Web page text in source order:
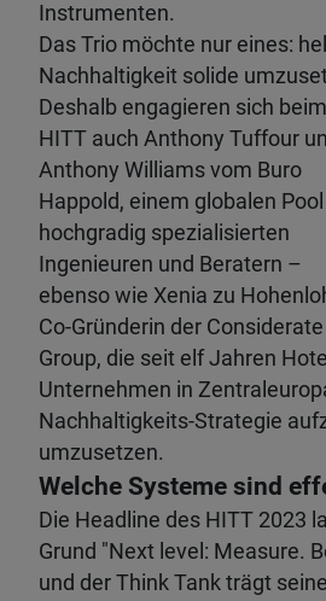
Instrumenten.
Das Trio möchte nur eines:
Nachhaltigkeit solide
Deshalb engagieren sich beim
HITT auch Anthony Tuffour
Anthony Williams vom Buro
Happold, einem globalen
hochgradig spezialisierten
Ingenieuren und Beratern –
ebenso wie Xenia zu
Co-Gründerin der Considerate
Group, die seit elf Jahren
Unternehmen in
Nachhaltigkeits-Strategie
umzusetzen.
Welche Systeme sind
Die Headline des HITT 2023
Grund "Next level: Measure.
und der Think Tank trägt